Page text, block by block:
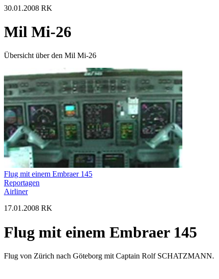
30.01.2008 RK
Mil Mi-26
Übersicht über den Mil Mi-26
Flug mit einem Embraer 145
Reportagen
Airliner
17.01.2008 RK
Flug mit einem Embraer 145
Flug von Zürich nach Göteborg mit Captain Rolf SCHATZMANN.